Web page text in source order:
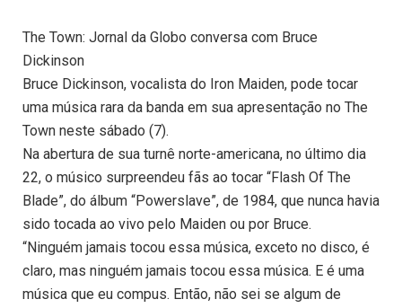
The Town: Jornal da Globo conversa com Bruce
Dickinson
Bruce Dickinson, vocalista do Iron Maiden, pode tocar
uma música rara da banda em sua apresentação no The
Town neste sábado (7).
Na abertura de sua turnê norte-americana, no último dia
22, o músico surpreendeu fãs ao tocar “Flash Of The
Blade”, do álbum “Powerslave”, de 1984, que nunca havia
sido tocada ao vivo pelo Maiden ou por Bruce.
“Ninguém jamais tocou essa música, exceto no disco, é
claro, mas ninguém jamais tocou essa música. E é uma
música que eu compus. Então, não sei se algum de